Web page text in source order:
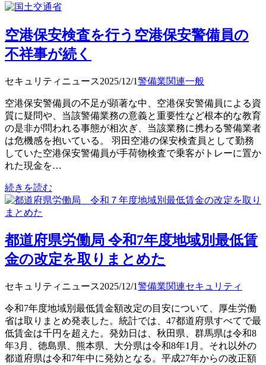
空港保安検査を行う空港保安警備員の
不祥事が続く
セキュリティニュース2025/12/1警備業関連一般
空港保安警備員の不足が顕著な中、空港保安警備員による資
質に疑問や、当該警備業務の意義と重要性など根本的な教育
の是非が問われる事態が相次ぎ、当該業務に携わる警備業者
は危機感を抱いている。 羽田空港の保安検査員として勤務
していた空港保安警備員が手荷物検査で乗客がトレーに置か
れた現金を…
続きを読む
都道府県労働局 令和7年度地域別最低賃
金の改定を取りまとめた
セキュリティニュース2025/12/1警備業関連セキュリティ
令和7年度地域別最低賃金額改定の目安について、厚生労働
省は取りまとめ発表した。統計では、47都道府県すべてで最
低賃金は千円を超えた。発効日は、秋田県、群馬県は令和8
年3月、徳島県、熊本県、大分県は令和8年1月。それ以外の
都道府県は令和7年中に発効となる。平成27年からの改正額